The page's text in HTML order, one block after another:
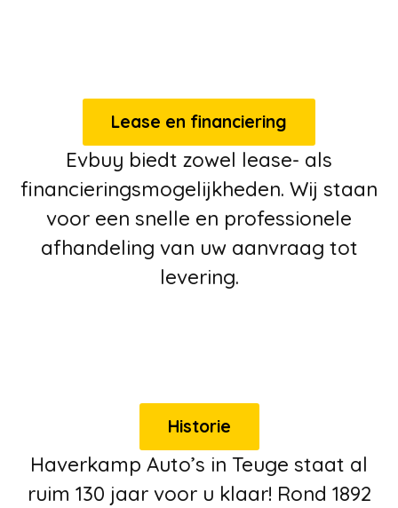
Lease en financiering
Evbuy biedt zowel lease- als
financieringsmogelijkheden. Wij staan
voor een snelle en professionele
afhandeling van uw aanvraag tot
levering.
Historie
Haverkamp Auto’s in Teuge staat al
ruim 130 jaar voor u klaar! Rond 1892